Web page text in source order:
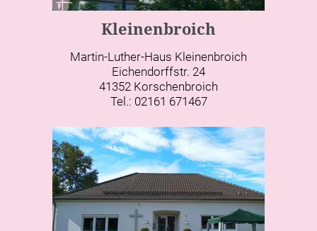
Kleinenbroich
Martin-Luther-Haus Kleinenbroich
Eichendorffstr. 24
41352 Korschenbroich
Tel.: 02161 671467